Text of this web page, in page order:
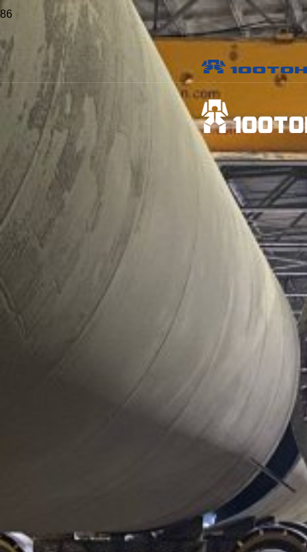
Проекты Такелаж и установка автоклава
Такелаж и установка
автоклава
Заказчик:
Производитель строительных материалов
Объект:
Завод строительных материалов
Местоположение:
Опубликовано:
Виды работ:
Отрасль:
Производство строительных материалов
цехе и переместила внутри помещения на расстояние 70
м. Затем сотрудники компании установили автоклав в
проектное положение, сделали выверку и смонтировали